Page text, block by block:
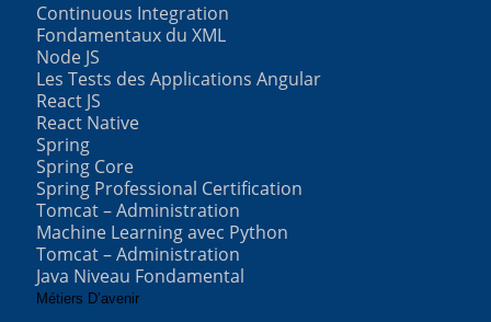
Continuous Integration
Fondamentaux du XML
Node JS
Les Tests des Applications Angular
React JS
React Native
Spring
Spring Core
Spring Professional Certification
Tomcat – Administration
Machine Learning avec Python
Tomcat – Administration
Java Niveau Fondamental
Métiers D’avenir